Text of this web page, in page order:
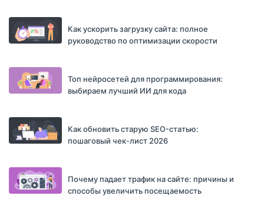
Как ускорить загрузку сайта: полное
руководство по оптимизации скорости
Топ нейросетей для программирования:
выбираем лучший ИИ для кода
Как обновить старую SEO-статью:
пошаговый чек-лист 2026
Почему падает трафик на сайте: причины и
способы увеличить посещаемость